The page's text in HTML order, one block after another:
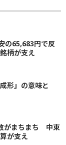
の65,683円で反
柄が支え
形」の意味と
がまちまち 中東
が支え